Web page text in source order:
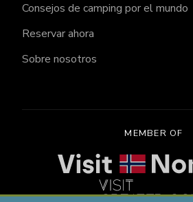
Consejos de camping por el mundo
Reservar ahora
Sobre nosotros
MEMBER OF